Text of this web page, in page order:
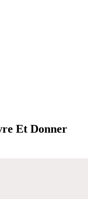
Et Donner